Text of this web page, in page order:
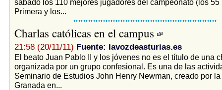
sábado los 110 mejores jugadores del campeonato (los 55
Primera y los...
Charlas católicas en el campus
21:58 (20/11/11) Fuente: lavozdeasturias.es
El beato Juan Pablo II y los jóvenes no es el título de una
organizada por un grupo confesional. Es una de las
Seminario de Estudios John Henry Newman, creado por
Granada en...